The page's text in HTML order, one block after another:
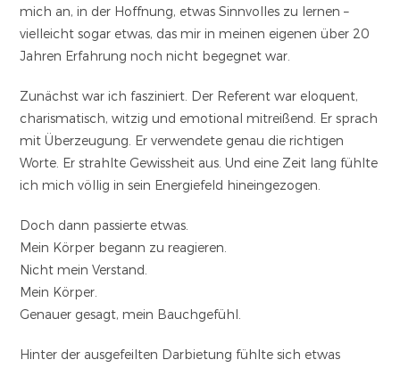
mich an, in der Hoffnung, etwas Sinnvolles zu lernen –
vielleicht sogar etwas, das mir in meinen eigenen über 20
Jahren Erfahrung noch nicht begegnet war.
Zunächst war ich fasziniert. Der Referent war eloquent,
charismatisch, witzig und emotional mitreißend. Er sprach
mit Überzeugung. Er verwendete genau die richtigen
Worte. Er strahlte Gewissheit aus. Und eine Zeit lang fühlte
ich mich völlig in sein Energiefeld hineingezogen.
Doch dann passierte etwas.
Mein Körper begann zu reagieren.
Nicht mein Verstand.
Mein Körper.
Genauer gesagt, mein Bauchgefühl.
Hinter der ausgefeilten Darbietung fühlte sich etwas